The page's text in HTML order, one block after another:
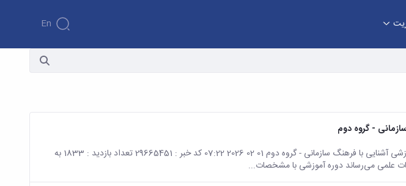
En
- گروه دوم
صفحه اصلی جزئیات خبر دوره آموزشی آشنایی با فرهنگ سازمانی - گروه دوم 01 02 2026 07:22 کد خبر : 29665451 تعداد بازدید : 1833 به
علمی می‌رساند دوره آموزشی با مشخصات...